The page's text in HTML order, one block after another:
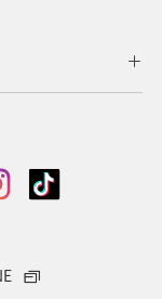
カナダ 春
趣味